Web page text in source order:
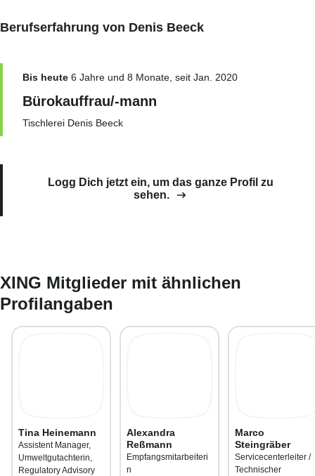
Berufserfahrung von Denis Beeck
Bis heute 6 Jahre und 8 Monate, seit Jan. 2020
Bürokauffrau/-mann
Tischlerei Denis Beeck
Logg Dich jetzt ein, um das ganze Profil zu
sehen.
XING Mitglieder mit ähnlichen
Profilangaben
Tina Heinemann
Assistent Manager,
Umweltgutachterin,
Regulatory Advisory
Alexandra
Reßmann
Empfangsmitarbeiteri
n
Marco
Steingräber
Servicecenterleiter /
Technischer